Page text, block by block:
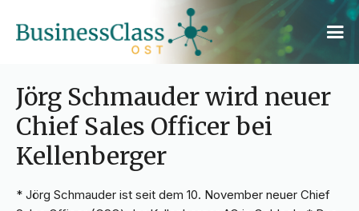
Jörg Schmauder wird neuer
Chief Sales Officer bei
Kellenberger
* Jörg Schmauder ist seit dem 10. November neuer Chief